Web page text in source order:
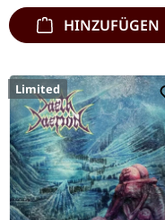
HINZUFÜGEN
Limited